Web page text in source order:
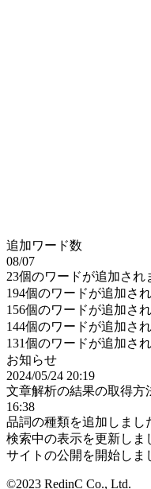
追加ワード数
08/07
23個のワードが追加され
194個のワードが追加され
156個のワードが追加され
144個のワードが追加され
131個のワードが追加され
お知らせ
2024/05/24 20:19
文章解析の結果の取得方
16:38
品詞の種類を追加しまし
検索中の表示を更新しま
サイトの公開を開始しま
©2023 RedinC Co., Ltd.